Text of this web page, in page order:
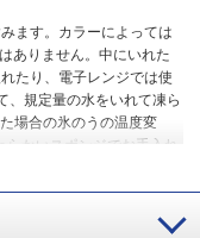
ます。カラーによっては
ありません。中にいれた
たり、電子レンジでは使
規定量の水をいれて凍ら
場合の氷のうの温度変
かいスポンジでお手入れ